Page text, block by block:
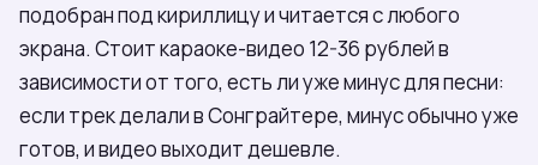
подобран под кириллицу и читается с любого
экрана. Стоит караоке-видео 12-36 рублей в
зависимости от того, есть ли уже минус для песни:
если трек делали в Сонграйтере, минус обычно уже
готов, и видео выходит дешевле.